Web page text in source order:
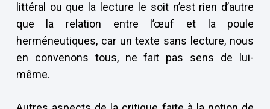
littéral ou que la lecture le soit n’est rien d’autre
que la relation entre l’œuf et la poule
herméneutiques, car un texte sans lecture, nous
en convenons tous, ne fait pas sens de lui-
même.